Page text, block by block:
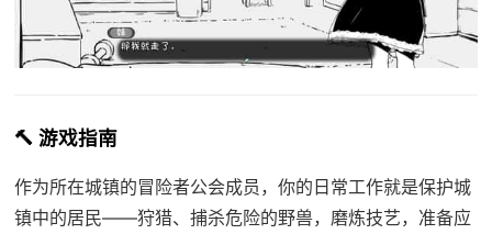
🔨 游戏指南
作为所在城镇的冒险者公会成员，你的日常工作就是保护城
镇中的居民——狩猎、捕杀危险的野兽，磨炼技艺，准备应